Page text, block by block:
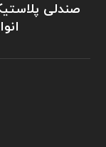
صندلی